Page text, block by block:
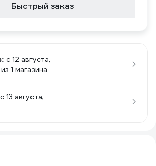
Быстрый заказ
c 12 августа,
1 магазина
c 13 августа,